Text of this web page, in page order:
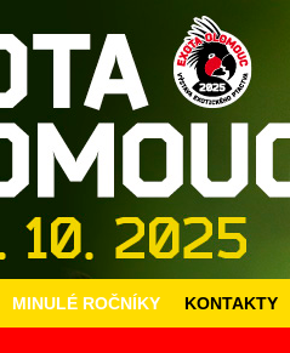
MINULÉ ROČNÍKY KONTAKTY